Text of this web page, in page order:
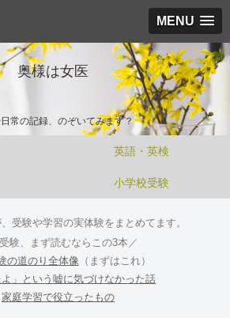
MENU
奥様は女医
常の記録、のぞいてみます？
英語・英検
小学校受験
受験や学習の実体験をまとめてます。
験、まず読むならこの3本／
の道のり全体像 （まずはこれ）
よ」という嘘に気づけなかった話
家庭学習で役立ったもの